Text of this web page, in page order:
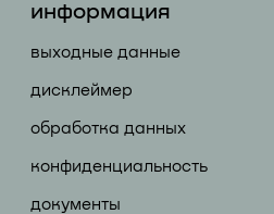
информация
выходные данные
дисклеймер
обработка данных
конфиденциальность
документы